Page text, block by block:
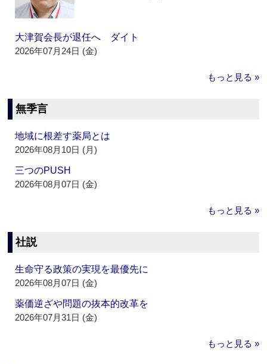
大津賀会長が退任へ ダイト
2026年07月24日 (金)
もっと見る »
無季言
地域に根差す薬局とは
2026年08月10日 (月)
三つのPUSH
2026年08月07日 (金)
もっと見る »
社説
生命守る政策の実現を最優先に
2026年08月07日 (金)
薬価逆ざや問題の抜本的改革を
2026年07月31日 (金)
もっと見る »